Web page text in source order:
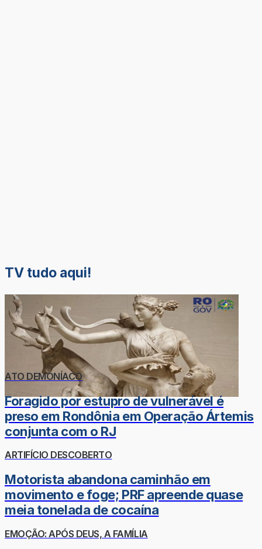
TV tudo aqui!
ATO DEMONÍACO
Foragido por estupro de vulnerável é
preso em Rondônia em Operação Ártemis
conjunta com o RJ
ARTIFÍCIO DESCOBERTO
Motorista abandona caminhão em
movimento e foge; PRF apreende quase
meia tonelada de cocaína
EMOÇÃO: APÓS DEUS, A FAMÍLIA